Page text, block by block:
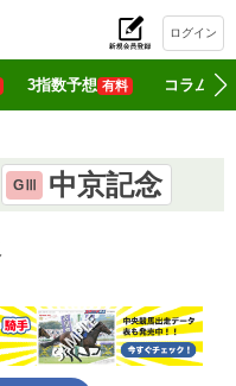
ログイン
3指数予想 有料 コラム
GⅢ
中京記念